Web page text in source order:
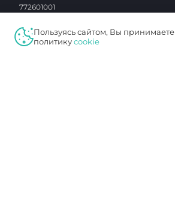
772601001
1027739180490
ЛО 77 01 004101
Пользуясь сайтом, Вы принимаете
политикуcookie